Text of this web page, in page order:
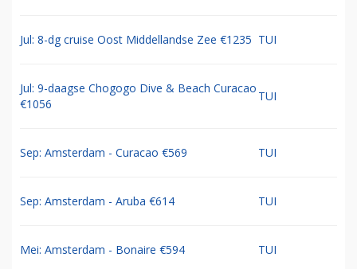
Jul: 8-dg cruise Oost Middellandse Zee €1235 TUI
Jul: 9-daagse Chogogo Dive & Beach Curacao
€1056
TUI
Sep: Amsterdam - Curacao €569 TUI
Sep: Amsterdam - Aruba €614 TUI
Mei: Amsterdam - Bonaire €594 TUI